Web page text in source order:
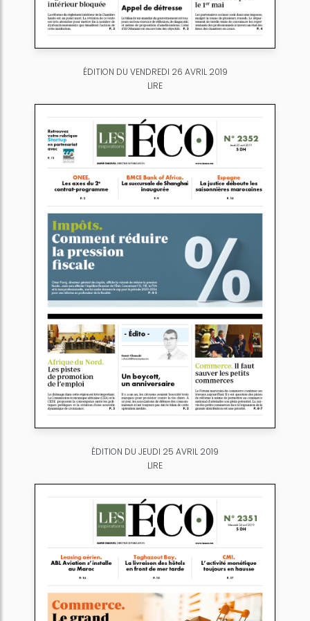
ÉDITION DU VENDREDI 26 AVRIL 2019
LIRE
ÉDITION DU JEUDI 25 AVRIL 2019
LIRE